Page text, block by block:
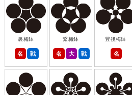
裏梅鉢
名 戦
繋梅鉢
名 大 戦
豊後梅鉢
名